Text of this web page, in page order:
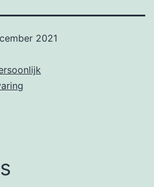
2021